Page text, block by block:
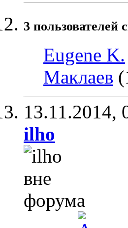
3 пользователей
Eugene K.
Маклаев
13.11.2014,
ilho